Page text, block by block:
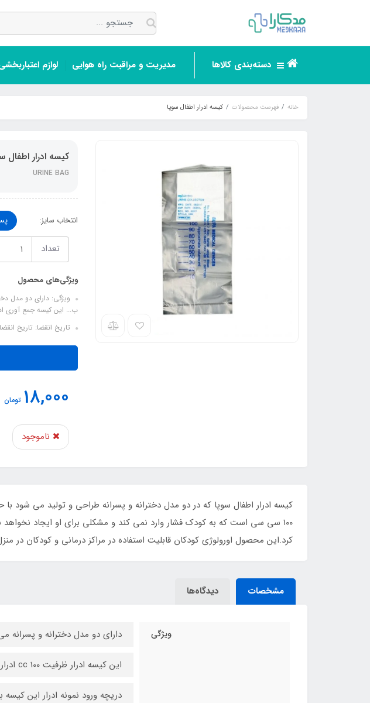
دسته‌بندی کالاها مدیریت و مراقبت راه هوایی لوازم
خانه فهرست محصولات کیسه ادرار اطفال سوپا
کیسه ادرار اطفال
URINE BAG
انتخاب سایز:
تعداد
ویژگی‌های محصول
ب... این کیسه جمع آوری
تاریخ انقضا: تاریخ انقضا
18,000 تومان
ناموجود
کیسه ادرار اطفال سوپا که در دو مدل دخترانه و پسرانه طراحی و تولید می
۱۰۰ سی سی است که به کودک فشار وارد نمی کند و مشکلی برای او ایجاد
کرد.این محصول اورولوژی کودکان قابلیت استفاده در مراکز درمانی و کودکان در
مشخصات دیدگاه‌ها
ویژگی دارای دو مدل دخترانه و پسرانه
این کیسه ادرار ظرفیت 100 cc ادرار را دارد.
دریچه ورود نمونه ادرار این